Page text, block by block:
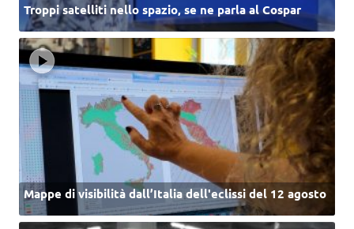
Troppi satelliti nello spazio, se ne parla al Cospar
Mappe di visibilità dall’Italia dell'eclissi del 12 agosto